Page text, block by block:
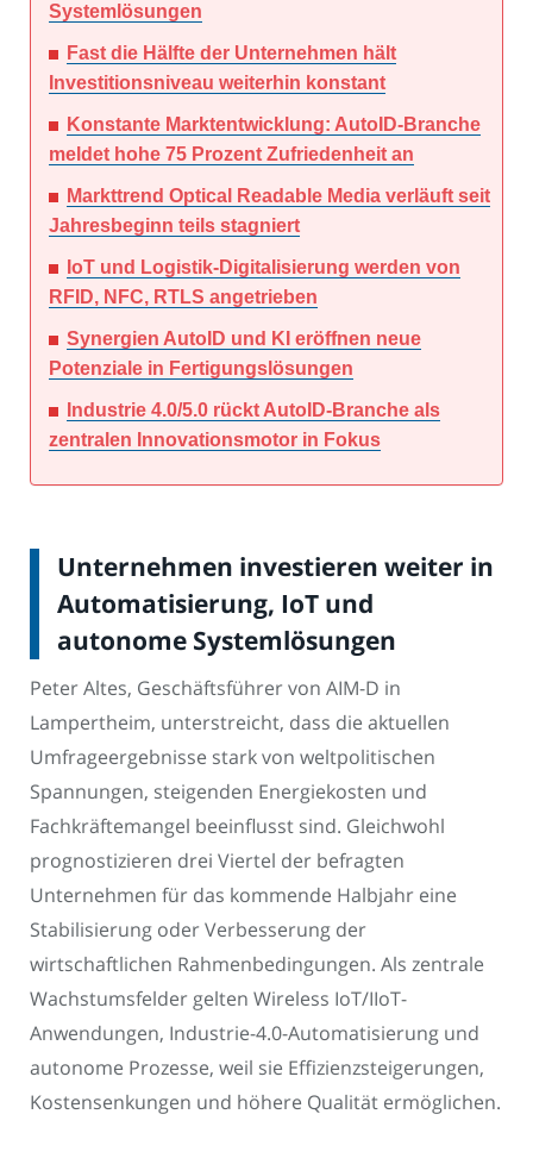
Systemlösungen
Fast die Hälfte der Unternehmen hält
Investitionsniveau weiterhin konstant
Konstante Marktentwicklung: AutoID-Branche
meldet hohe 75 Prozent Zufriedenheit an
Markttrend Optical Readable Media verläuft seit
Jahresbeginn teils stagniert
IoT und Logistik-Digitalisierung werden von
RFID, NFC, RTLS angetrieben
Synergien AutoID und KI eröffnen neue
Potenziale in Fertigungslösungen
Industrie 4.0/5.0 rückt AutoID-Branche als
zentralen Innovationsmotor in Fokus
Unternehmen investieren weiter in
Automatisierung, IoT und
autonome Systemlösungen
Peter Altes, Geschäftsführer von AIM-D in
Lampertheim, unterstreicht, dass die aktuellen
Umfrageergebnisse stark von weltpolitischen
Spannungen, steigenden Energiekosten und
Fachkräftemangel beeinflusst sind. Gleichwohl
prognostizieren drei Viertel der befragten
Unternehmen für das kommende Halbjahr eine
Stabilisierung oder Verbesserung der
wirtschaftlichen Rahmenbedingungen. Als zentrale
Wachstumsfelder gelten Wireless IoT/IIoT-
Anwendungen, Industrie-4.0-Automatisierung und
autonome Prozesse, weil sie Effizienzsteigerungen,
Kostensenkungen und höhere Qualität ermöglichen.